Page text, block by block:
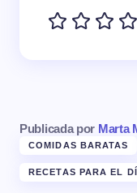
Publicada por Marta
COMIDAS BARATAS
RECETAS PARA EL